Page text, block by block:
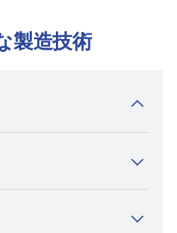
製造技術
機、形彫り放電加工
分野において、プレミ